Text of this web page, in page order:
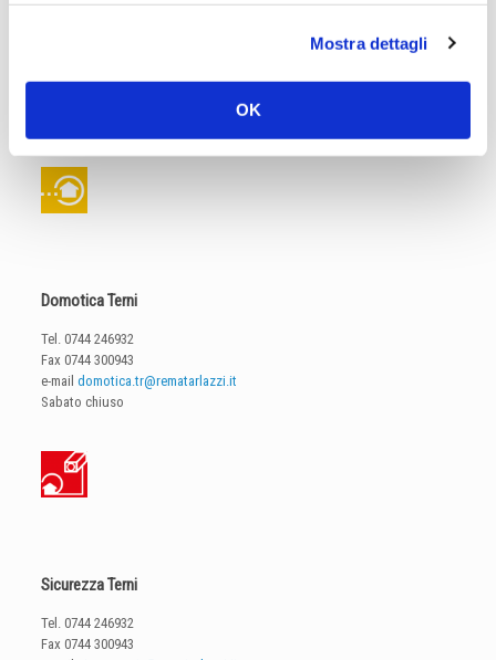
Mostra dettagli
OK
Domotica Terni
Tel. 0744 246932
Fax 0744 300943
e-mail domotica.tr@rematarlazzi.it
Sabato chiuso
Sicurezza Terni
Tel. 0744 246932
Fax 0744 300943